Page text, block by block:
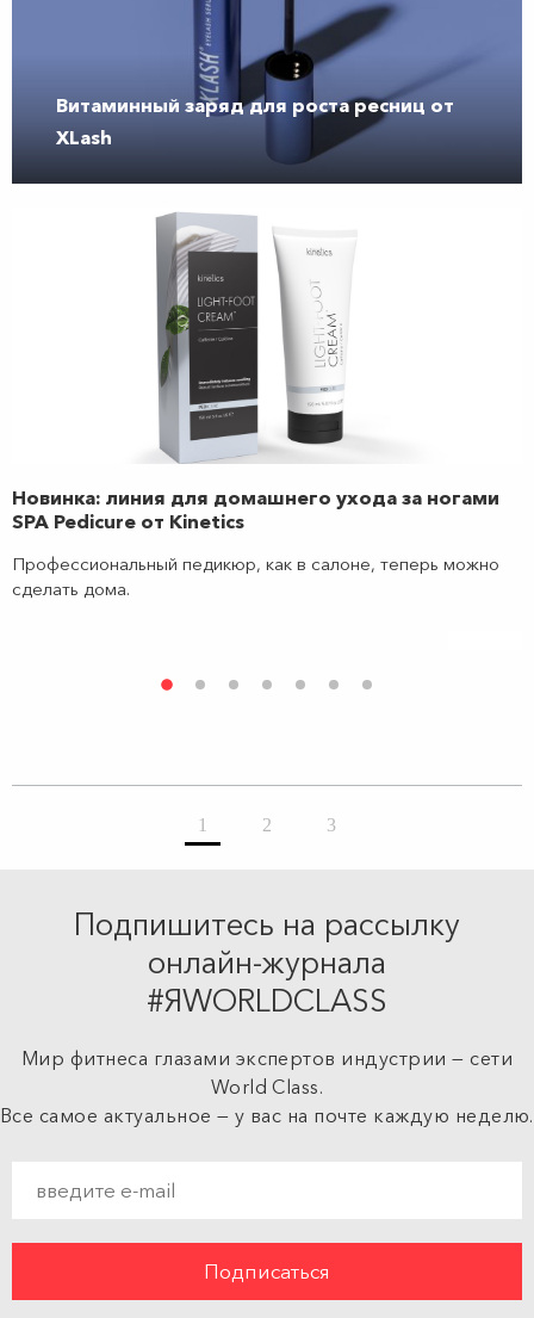
Витаминный заряд для роста ресниц от
XLash
Новинка: линия для домашнего ухода за ногами
SPA Pedicure от Kinetics
Профессиональный педикюр, как в салоне, теперь можно
сделать дома.
1 2 3
Подпишитесь на рассылку
онлайн-журнала
#ЯWORLDCLASS
Мир фитнеса глазами экспертов индустрии — сети
World Class.
Все самое актуальное — у вас на почте каждую неделю.